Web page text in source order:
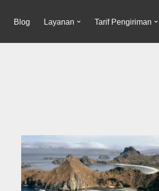
Blog Layanan Tarif Pengiriman